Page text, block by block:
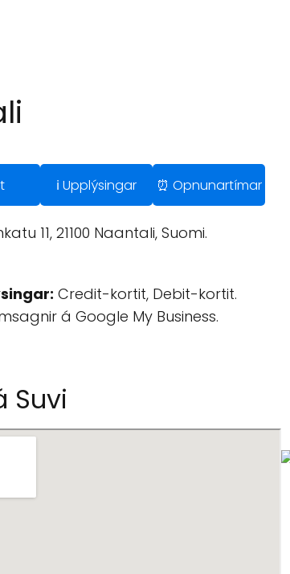
ℹ️ Upplýsingar ⏰ Opnunartímar
11, 21100 Naantali, Suomi.
Credit-kortit, Debit-kortit.
á Google My Business.
Suvi